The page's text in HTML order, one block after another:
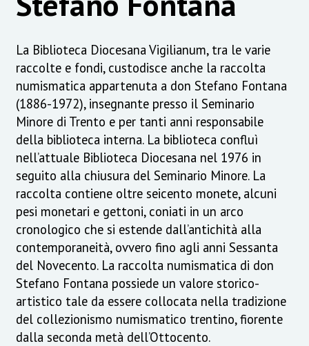
La Biblioteca Diocesana Vigilianum, tra le varie
raccolte e fondi, custodisce anche la raccolta
numismatica appartenuta a don Stefano Fontana
(1886-1972), insegnante presso il Seminario
Minore di Trento e per tanti anni responsabile
della biblioteca interna. La biblioteca confluì
nell’attuale Biblioteca Diocesana nel 1976 in
seguito alla chiusura del Seminario Minore. La
raccolta contiene oltre seicento monete, alcuni
pesi monetari e gettoni, coniati in un arco
cronologico che si estende dall’antichità alla
contemporaneità, ovvero fino agli anni Sessanta
del Novecento. La raccolta numismatica di don
Stefano Fontana possiede un valore storico-
artistico tale da essere collocata nella tradizione
del collezionismo numismatico trentino, fiorente
dalla seconda metà dell’Ottocento.